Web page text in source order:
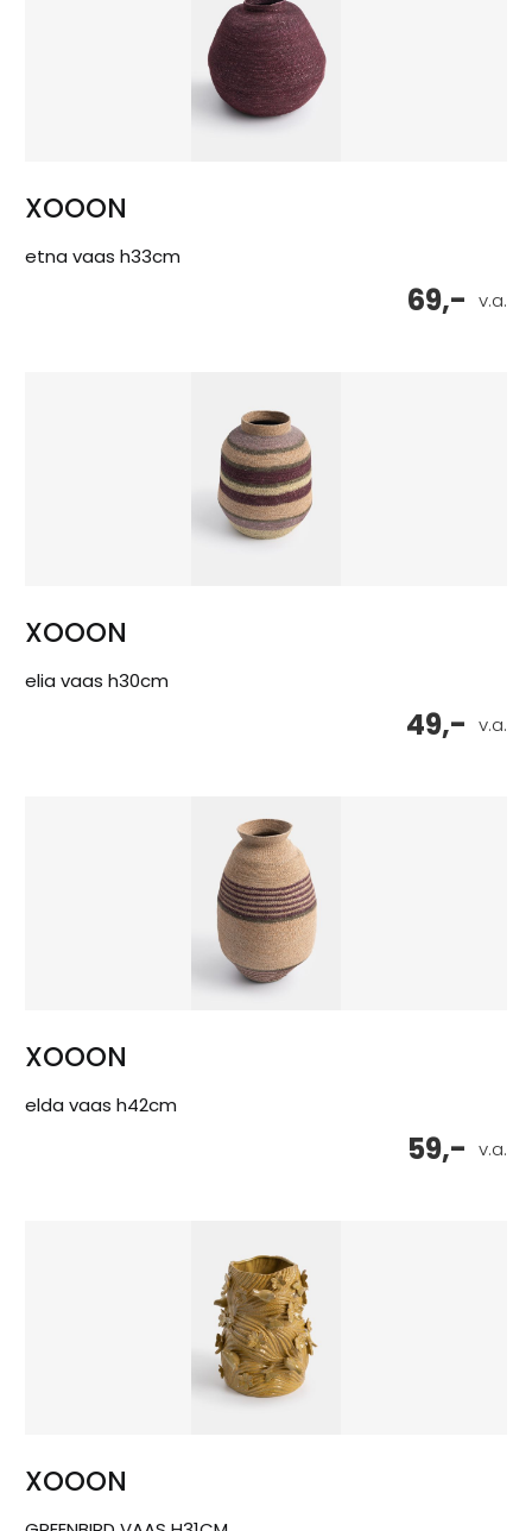
XOOON
etna vaas h33cm
v.a.
69,-
XOOON
elia vaas h30cm
v.a.
49,-
XOOON
elda vaas h42cm
v.a.
59,-
XOOON